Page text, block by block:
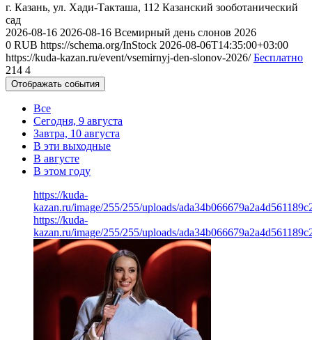
г. Казань, ул. Хади-Такташа, 112 Казанский зооботанический
сад
2026-08-16 2026-08-16 Всемирный день слонов 2026
0 RUB https://schema.org/InStock 2026-08-06T14:35:00+03:00
https://kuda-kazan.ru/event/vsemirnyj-den-slonov-2026/ Бесплатно
214 4
Отображать события
Все
Сегодня, 9 августа
Завтра, 10 августа
В эти выходные
В августе
В этом году
https://kuda-
kazan.ru/image/255/255/uploads/
https://kuda-
kazan.ru/image/255/255/uploads/